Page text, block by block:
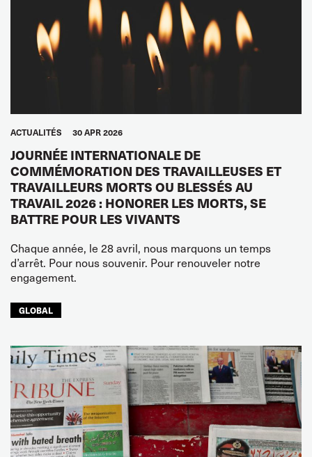
ACTUALITÉS 30 APR 2026
JOURNÉE INTERNATIONALE DE
COMMÉMORATION DES TRAVAILLEUSES ET
TRAVAILLEURS MORTS OU BLESSÉS AU
TRAVAIL 2026 : HONORER LES MORTS, SE
BATTRE POUR LES VIVANTS
Chaque année, le 28 avril, nous marquons un temps
d’arrêt. Pour nous souvenir. Pour renouveler notre
engagement.
GLOBAL